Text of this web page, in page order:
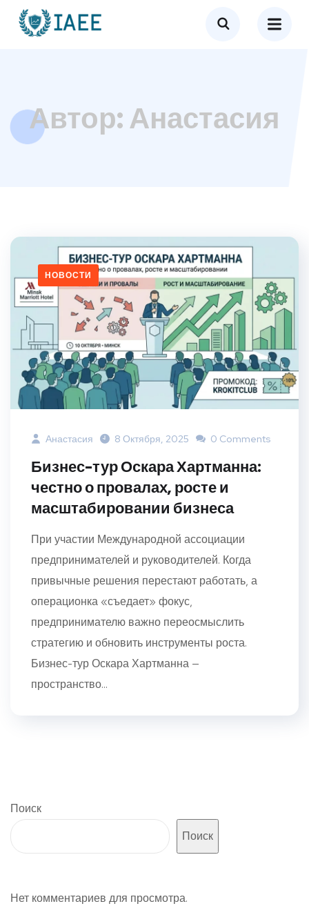
Автор:Анастасия
НОВОСТИ
Анастасия 8 Октября, 2025 0 Comments
Бизнес-тур Оскара Хартманна:
честно о провалах, росте и
масштабировании бизнеса
При участии Международной ассоциации
предпринимателей и руководителей. Когда
привычные решения перестают работать, а
операционка «съедает» фокус,
предпринимателю важно переосмыслить
стратегию и обновить инструменты роста.
Бизнес-тур Оскара Хартманна —
пространство...
Поиск
Поиск
Нет комментариев для просмотра.